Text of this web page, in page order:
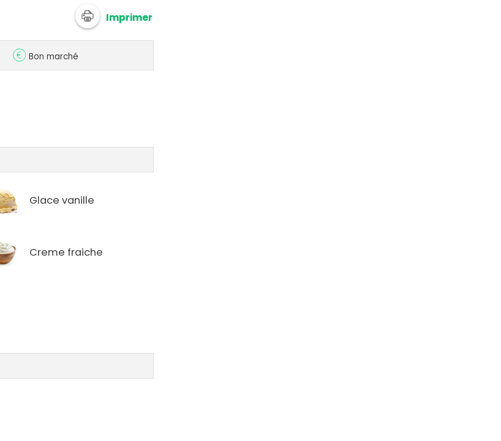
Imprimer
Bon marché
Glace vanille
Creme fraiche